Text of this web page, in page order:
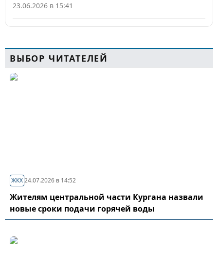
23.06.2026 в 15:41
ВЫБОР ЧИТАТЕЛЕЙ
ЖКХ24.07.2026 в 14:52
Жителям центральной части Кургана назвали
новые сроки подачи горячей воды